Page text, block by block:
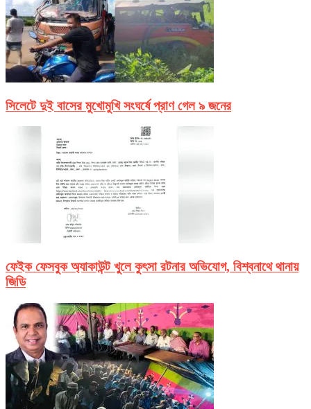
সিলেটে দুই বাসের মুখোমুখি সংঘর্ষে প্রাণ গেল ৯ জনের
ফেইক ফেসবুক অ্যাকাউন্ট খুলে কুৎসা রটনার অভিযোগ, বিশ্বনাথে থানায়
জিডি